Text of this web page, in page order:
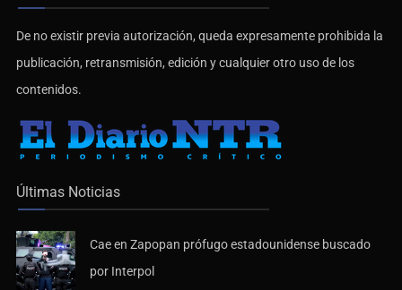
De no existir previa autorización, queda expresamente prohibida la
publicación, retransmisión, edición y cualquier otro uso de los
contenidos.
Últimas Noticias
Cae en Zapopan prófugo estadounidense buscado
por Interpol